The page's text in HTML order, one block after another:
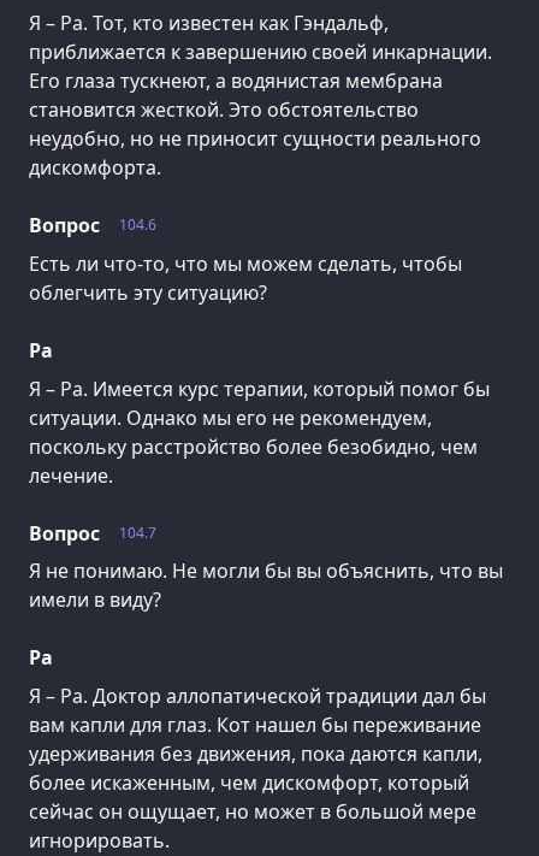
Я – Ра. Тот, кто известен как Гэндальф,
приближается к завершению своей инкарнации.
Его глаза тускнеют, а водянистая мембрана
становится жесткой. Это обстоятельство
неудобно, но не приносит сущности реального
дискомфорта.
104.6
Вопрос
Есть ли что-то, что мы можем сделать, чтобы
облегчить эту ситуацию?
Ра
Я – Ра. Имеется курс терапии, который помог бы
ситуации. Однако мы его не рекомендуем,
поскольку расстройство более безобидно, чем
лечение.
104.7
Вопрос
Я не понимаю. Не могли бы вы объяснить, что вы
имели в виду?
Ра
Я – Ра. Доктор аллопатической традиции дал бы
вам капли для глаз. Кот нашел бы переживание
удерживания без движения, пока даются капли,
более искаженным, чем дискомфорт, который
сейчас он ощущает, но может в большой мере
игнорировать.